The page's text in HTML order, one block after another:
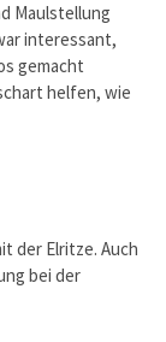
Maulstellung
interessant,
gemacht
helfen, wie
der Elritze. Auch
bei der